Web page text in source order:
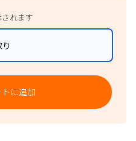
れます
トに追加